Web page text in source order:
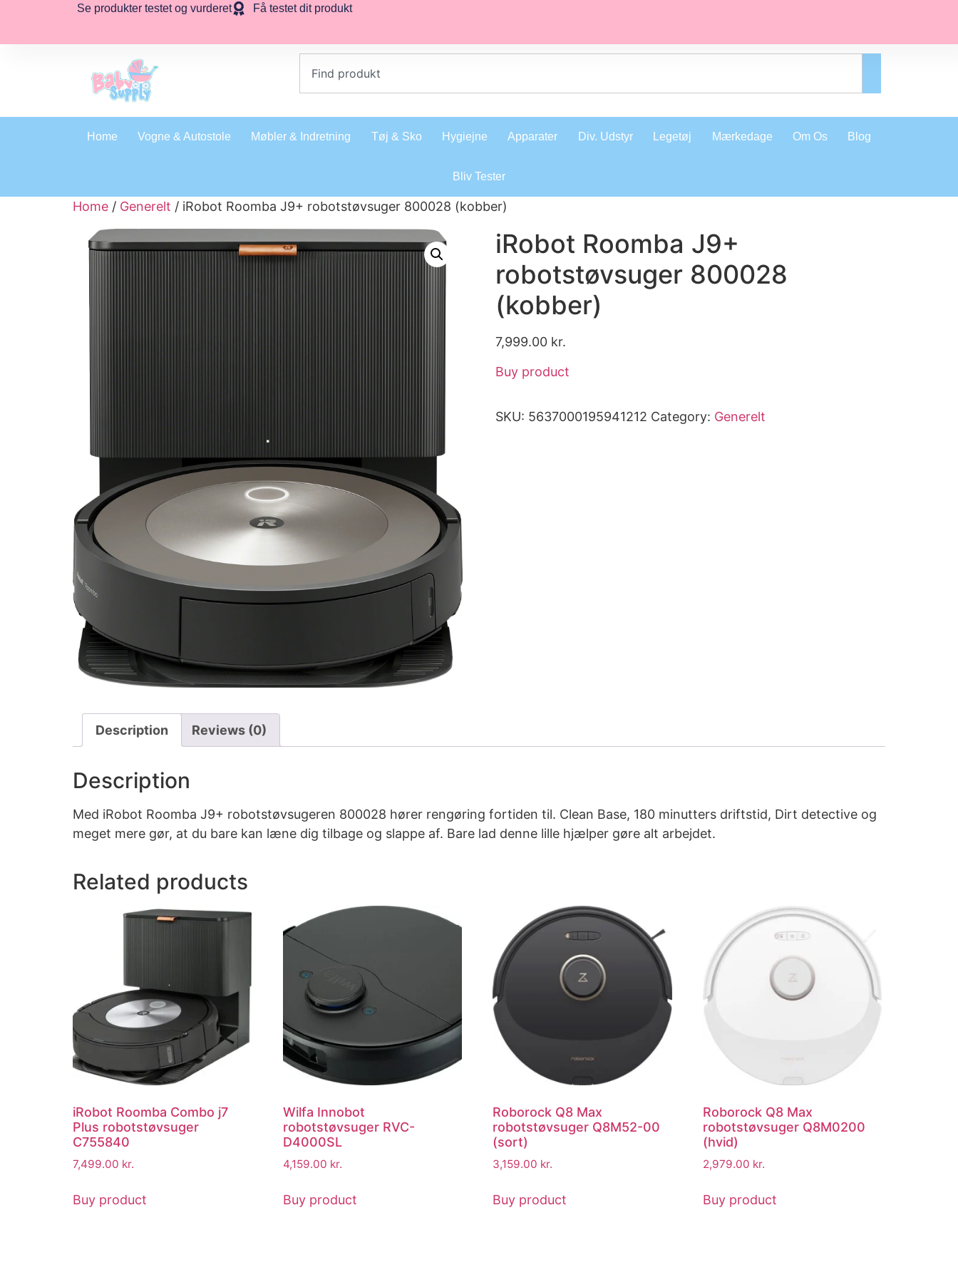
Se produkter testet og vurderet Få testet dit produkt
Home Vogne & Autostole Møbler & Indretning Tøj & Sko Hygiejne Apparater Div. Udstyr Legetøj Mærkedage Om Os Blog
Bliv Tester
Home / Generelt / iRobot Roomba J9+ robotstøvsuger 800028 (kobber)
iRobot Roomba J9+
robotstøvsuger 800028
(kobber)
7,999.00 kr.
Buy product
SKU: 5637000195941212 Category: Generelt
Description Reviews (0)
Description
Med iRobot Roomba J9+ robotstøvsugeren 800028 hører rengøring fortiden til. Clean Base, 180 minutters driftstid, Dirt detective og
meget mere gør, at du bare kan læne dig tilbage og slappe af. Bare lad denne lille hjælper gøre alt arbejdet.
Related products
iRobot Roomba Combo j7
Plus robotstøvsuger
C755840
7,499.00 kr.
Buy product
Wilfa Innobot
robotstøvsuger RVC-
D4000SL
4,159.00 kr.
Buy product
Roborock Q8 Max
robotstøvsuger Q8M52-00
(sort)
3,159.00 kr.
Buy product
Roborock Q8 Max
robotstøvsuger Q8M0200
(hvid)
2,979.00 kr.
Buy product